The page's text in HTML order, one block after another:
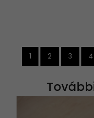
1 2 3 4